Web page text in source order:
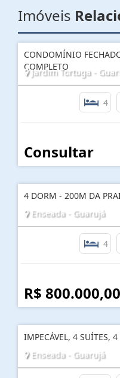
Imóveis
CONDOMÍNIO
COMPLETO
Jardim Tortuga -
4
Consultar
4 DORM - 200M DA
Enseada - Guarujá
4
R$ 800.000,00
IMPECÁVEL, 4 SUÍTES,
Enseada - Guarujá